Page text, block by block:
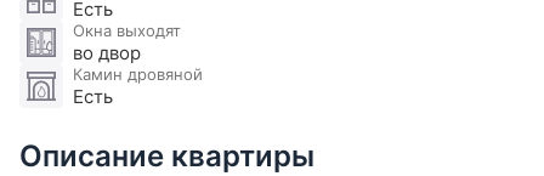
Есть
Окна выходят
во двор
Камин дровяной
Есть
Описание квартиры